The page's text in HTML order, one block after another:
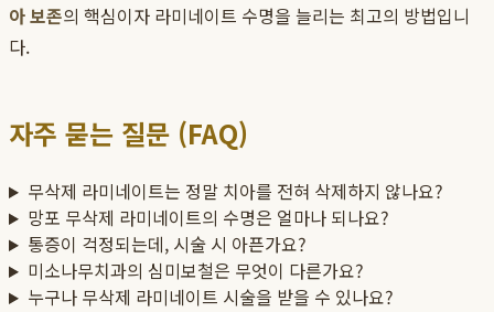
아 보존의 핵심이자 라미네이트 수명을 늘리는 최고의 방법입니
다.
자주 묻는 질문 (FAQ)
무삭제 라미네이트는 정말 치아를 전혀 삭제하지 않나요?
망포 무삭제 라미네이트의 수명은 얼마나 되나요?
통증이 걱정되는데, 시술 시 아픈가요?
미소나무치과의 심미보철은 무엇이 다른가요?
누구나 무삭제 라미네이트 시술을 받을 수 있나요?